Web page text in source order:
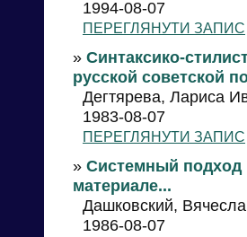
1994-08-07
ПЕРЕГЛЯНУТИ ЗАПИС
» Синтаксико-
русской советской
Дегтярева, Лариса
1983-08-07
ПЕРЕГЛЯНУТИ ЗАПИС
» Системный подход
материале...
Дашковский,
1986-08-07